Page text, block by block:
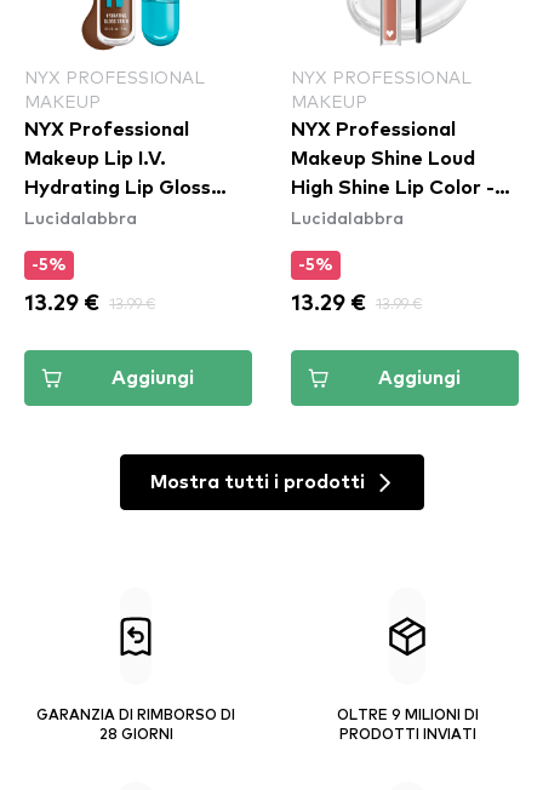
NYX PROFESSIONAL
MAKEUP
NYX Professional
Makeup Lip I.V.
Hydrating Lip Gloss
Stain - 03 Splash N
Lucidalabbra
-5%
13.29 € 13.99 €
Aggiungi
NYX PROFESSIONAL
MAKEUP
NYX Professional
Makeup Shine Loud
High Shine Lip Color -
07 Global Citizen
Lucidalabbra
-5%
13.29 € 13.99 €
Aggiungi
Mostra tutti i prodotti
GARANZIA DI RIMBORSO DI
28 GIORNI
OLTRE 9 MILIONI DI
PRODOTTI INVIATI